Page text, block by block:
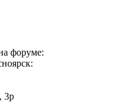
форуме:
3р